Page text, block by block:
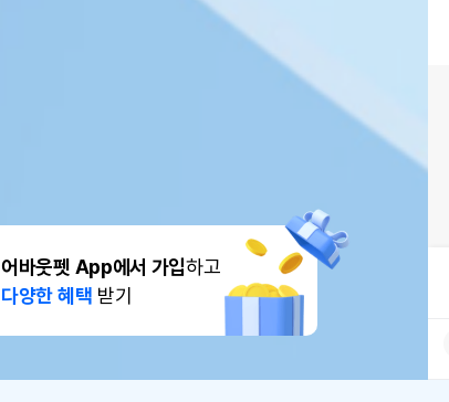
어바웃펫 App에서 가입하고
다양한 혜택 받기